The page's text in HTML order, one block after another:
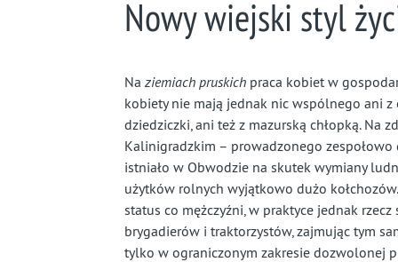
Nowy wiejski styl
Na ziemiach pruskich praca kobiet w
kobiety nie mają jednak nic wspólnego ani
dziedziczki, ani też z mazurską chłopką. Na
Kalinigradzkim – prowadzonego
istniało w Obwodzie na skutek wymiany
użytków rolnych wyjątkowo dużo
status co mężczyźni, w praktyce jednak
brygadierów i traktorzystów, zajmując tym
tylko w ograniczonym zakresie dozwolonej